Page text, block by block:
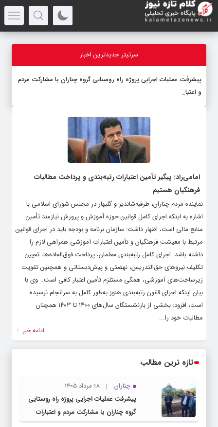
سرتیتر جدیدترین اخبار
پیشرفت عملیات اجرایی پروژه راه روستایی گروه چناران با مشارکت مردم
و اعتبارات د
امامی‌راد: پیگیر تأمین اعتبارات رتبه‌بندی و پرداخت مطالبات
فرهنگیان هستیم
نماینده مردم چناران، طرقبه‌شاندیز و گلبهار در مجلس شورای اسلامی با
اشاره به اینکه اجرای کامل قوانین حوزه آموزش و پرورش نیازمند تأمین
منابع مالی است، اظهار داشت: سازمان برنامه و بودجه باید در اجرای قوانین
مرتبط با معیشت فرهنگیان و تأمین اعتبارات آموزشی همراهی لازم را
داشته باشد. اجرای کامل رتبه‌بندی معلمان، پرداخت فوق‌العاده‌ها، تعیین
تکلیف نیروهای حق‌التدریس، نهضتی و پیش‌دبستانی و همچنین تقویت
زیرساخت‌های آموزشی، همگی مستلزم تأمین اعتبار کافی است. ‌ وی با
بیان اینکه اجرای قانون رتبه‌بندی هنوز به‌طور کامل به سرانجام نرسیده
است، افزود: بخشی از بازنشستگان سال‌های ۱۴۰۰ تا ۱۴۰۳ همچنان
مطالبات خود را...
ادامه خبر
تازه ترین مطالب
چناران
18 مرداد 1405
پیشرفت عملیات اجرایی پروژه راه روستایی
گروه چناران با مشارکت مردم و اعتبارات